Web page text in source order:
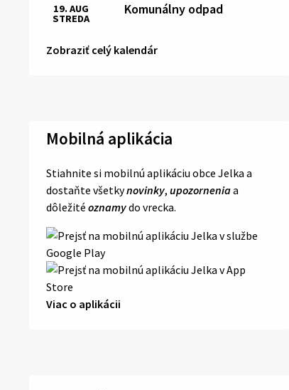
Komunálny odpad
19. AUG
STREDA
Zobraziť celý kalendár
Mobilná aplikácia
Stiahnite si mobilnú aplikáciu obce Jelka a
dostaňte všetkynovinky, upozorneniaa
dôležité oznamydo vrecka.
Viac o aplikácii